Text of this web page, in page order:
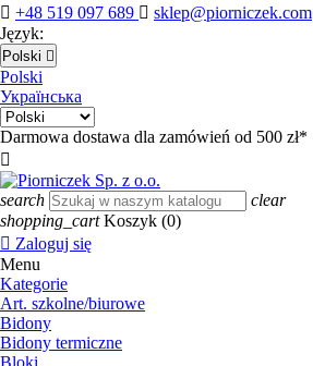
 +48 519 097 689  sklep@piorniczek.com
Język:
Polski 
Polski
Українська
Darmowa dostawa dla zamówień od 500 zł*

search
clear
shopping_cart Koszyk (0)
 Zaloguj się
Menu
Kategorie
Art. szkolne/biurowe
Bidony
Bidony termiczne
Bloki